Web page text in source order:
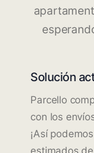
Solución
Parcello
con los
¡Así
estimados